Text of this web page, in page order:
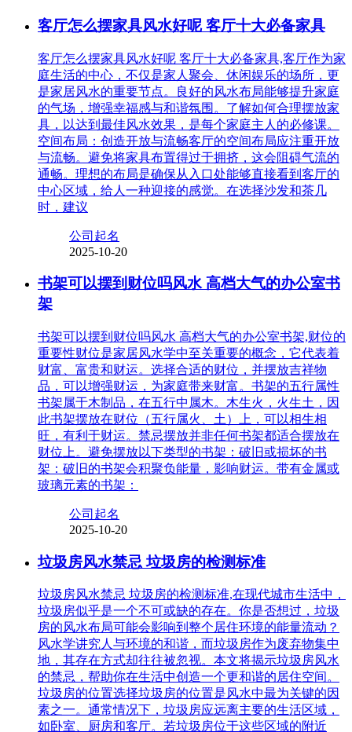
客厅怎么摆家具风水好呢 客厅十大必备家具
客厅怎么摆家具风水好呢 客厅十大必备家具,客厅作为家
庭生活的中心，不仅是家人聚会、休闲娱乐的场所，更
是家居风水的重要节点。良好的风水布局能够提升家庭
的气场，增强幸福感与和谐氛围。了解如何合理摆放家
具，以达到最佳风水效果，是每个家庭主人的必修课。
空间布局：创造开放与流畅客厅的空间布局应注重开放
与流畅。避免将家具布置得过于拥挤，这会阻碍气流的
通畅。理想的布局是确保从入口处能够直接看到客厅的
中心区域，给人一种迎接的感觉。在选择沙发和茶几
时，建议
公司起名
2025-10-20
书架可以摆到财位吗风水 高档大气的办公室书
架
书架可以摆到财位吗风水 高档大气的办公室书架,财位的
重要性财位是家居风水学中至关重要的概念，它代表着
财富、富贵和财运。选择合适的财位，并摆放吉祥物
品，可以增强财运，为家庭带来财富。书架的五行属性
书架属于木制品，在五行中属木。木生火，火生土，因
此书架摆放在财位（五行属火、土）上，可以相生相
旺，有利于财运。禁忌摆放并非任何书架都适合摆放在
财位上。避免摆放以下类型的书架：破旧或损坏的书
架：破旧的书架会积聚负能量，影响财运。带有金属或
玻璃元素的书架：
公司起名
2025-10-20
垃圾房风水禁忌 垃圾房的检测标准
垃圾房风水禁忌 垃圾房的检测标准,在现代城市生活中，
垃圾房似乎是一个不可或缺的存在。你是否想过，垃圾
房的风水布局可能会影响到整个居住环境的能量流动？
风水学讲究人与环境的和谐，而垃圾房作为废弃物集中
地，其存在方式却往往被忽视。本文将揭示垃圾房风水
的禁忌，帮助你在生活中创造一个更和谐的居住空间。
垃圾房的位置选择垃圾房的位置是风水中最为关键的因
素之一。通常情况下，垃圾房应远离主要的生活区域，
如卧室、厨房和客厅。若垃圾房位于这些区域的附近